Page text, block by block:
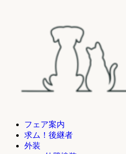
フェア案内
求ム！後継者
外装